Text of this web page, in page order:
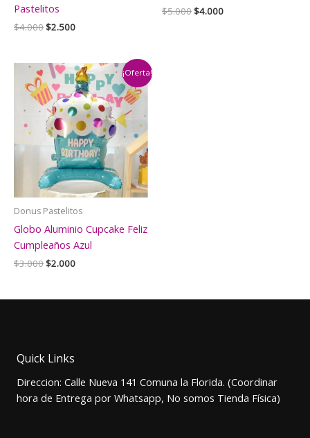
Pastelitos
$4.000El
era:
$4.000.
$2.500El
es:
$2.500.
$5.000El
$4.000El
¡Oferta!
Donus Pastelitos
Globo Aluminio Cupcake Feliz
Cumpleaños Azul
$3.000El
era:
$2.000El
es:
Quick Links
Direccion: Calle Nueva 141 Comuna la Florida. (Coordinar
hora de Entrega por Whatsapp, No somos Tienda Física)